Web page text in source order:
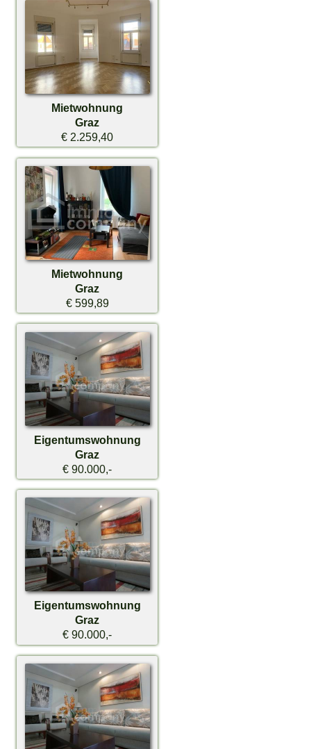
Mietwohnung
Graz
€ 2.259,40
Mietwohnung
Graz
€ 599,89
Eigentumswohnung
Graz
€ 90.000,-
Eigentumswohnung
Graz
€ 90.000,-